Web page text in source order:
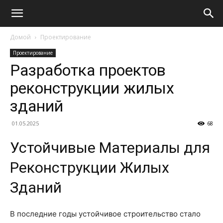
Домой Проектирование
Проектирование
Разработка проектов
реконструкции жилых
зданий
01.05.2025 68
Устойчивые Материалы для
Реконструкции Жилых
Зданий
В последние годы устойчивое строительство стало